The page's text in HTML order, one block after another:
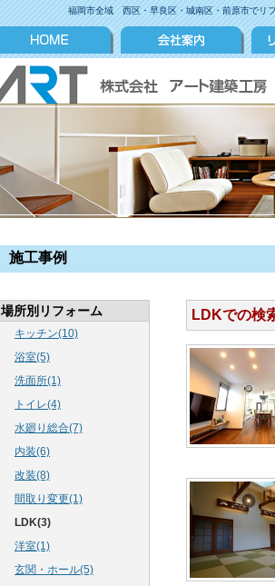
福岡市全域 西区・早良区・城南区・前原市でリ
施工事例
場所別リフォーム
キッチン(10)
浴室(5)
洗面所(1)
トイレ(4)
水廻り総合(7)
内装(6)
改装(8)
間取り変更(1)
LDK(3)
洋室(1)
玄関・ホール(5)
LDKでの検